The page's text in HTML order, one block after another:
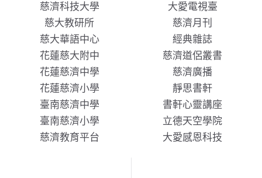
慈濟科技大學
慈大教研所
慈大華語中心
花蓮慈大附中
花蓮慈濟中學
花蓮慈濟小學
臺南慈濟中學
臺南慈濟小學
慈濟教育平台
大愛電視臺
慈濟月刊
經典雜誌
慈濟道侶叢書
慈濟廣播
靜思書軒
書軒心靈講座
立德天空學院
大愛感恩科技